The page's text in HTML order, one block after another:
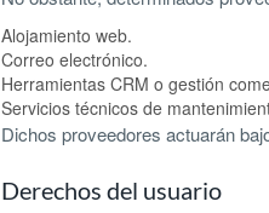
Alojamiento web.
Correo electrónico.
Herramientas CRM o gestión
Servicios técnicos de
Dichos proveedores actuarán
Derechos del usuario